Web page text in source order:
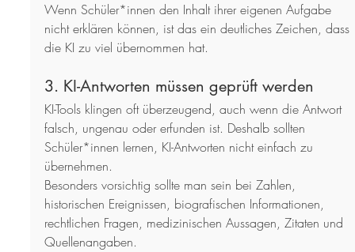
Wenn Schüler*innen den Inhalt ihrer eigenen Aufgabe
nicht erklären können, ist das ein deutliches Zeichen, dass
die KI zu viel übernommen hat.
3. KI-Antworten müssen geprüft werden
KI-Tools klingen oft überzeugend, auch wenn die Antwort
falsch, ungenau oder erfunden ist. Deshalb sollten
Schüler*innen lernen, KI-Antworten nicht einfach zu
übernehmen.
Besonders vorsichtig sollte man sein bei Zahlen,
historischen Ereignissen, biografischen Informationen,
rechtlichen Fragen, medizinischen Aussagen, Zitaten und
Quellenangaben.